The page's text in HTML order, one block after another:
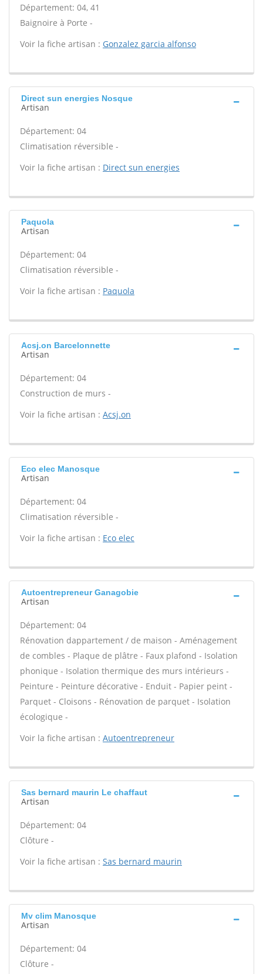
Département: 04, 41
Baignoire à Porte -
Voir la fiche artisan : Gonzalez garcia alfonso
Direct sun energies Nosque
Artisan
Département: 04
Climatisation réversible -
Voir la fiche artisan : Direct sun energies
Paquola
Artisan
Département: 04
Climatisation réversible -
Voir la fiche artisan : Paquola
Acsj.on Barcelonnette
Artisan
Département: 04
Construction de murs -
Voir la fiche artisan : Acsj.on
Eco elec Manosque
Artisan
Département: 04
Climatisation réversible -
Voir la fiche artisan : Eco elec
Autoentrepreneur Ganagobie
Artisan
Département: 04
Rénovation dappartement / de maison - Aménagement
de combles - Plaque de plâtre - Faux plafond - Isolation
phonique - Isolation thermique des murs intérieurs -
Peinture - Peinture décorative - Enduit - Papier peint -
Parquet - Cloisons - Rénovation de parquet - Isolation
écologique -
Voir la fiche artisan : Autoentrepreneur
Sas bernard maurin Le chaffaut
Artisan
Département: 04
Clôture -
Voir la fiche artisan : Sas bernard maurin
Mv clim Manosque
Artisan
Département: 04
Clôture -